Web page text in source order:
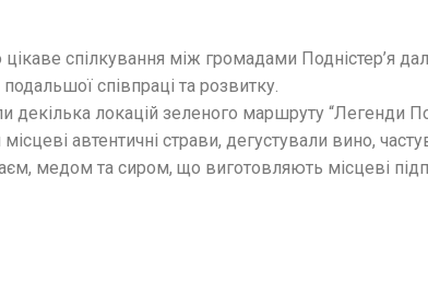
спілкування між громадами Подністер’я
співпраці та розвитку.
декілька локацій зеленого маршруту “Легенди
автентичні страви, дегустували вино,
медом та сиром, що виготовляють місцеві